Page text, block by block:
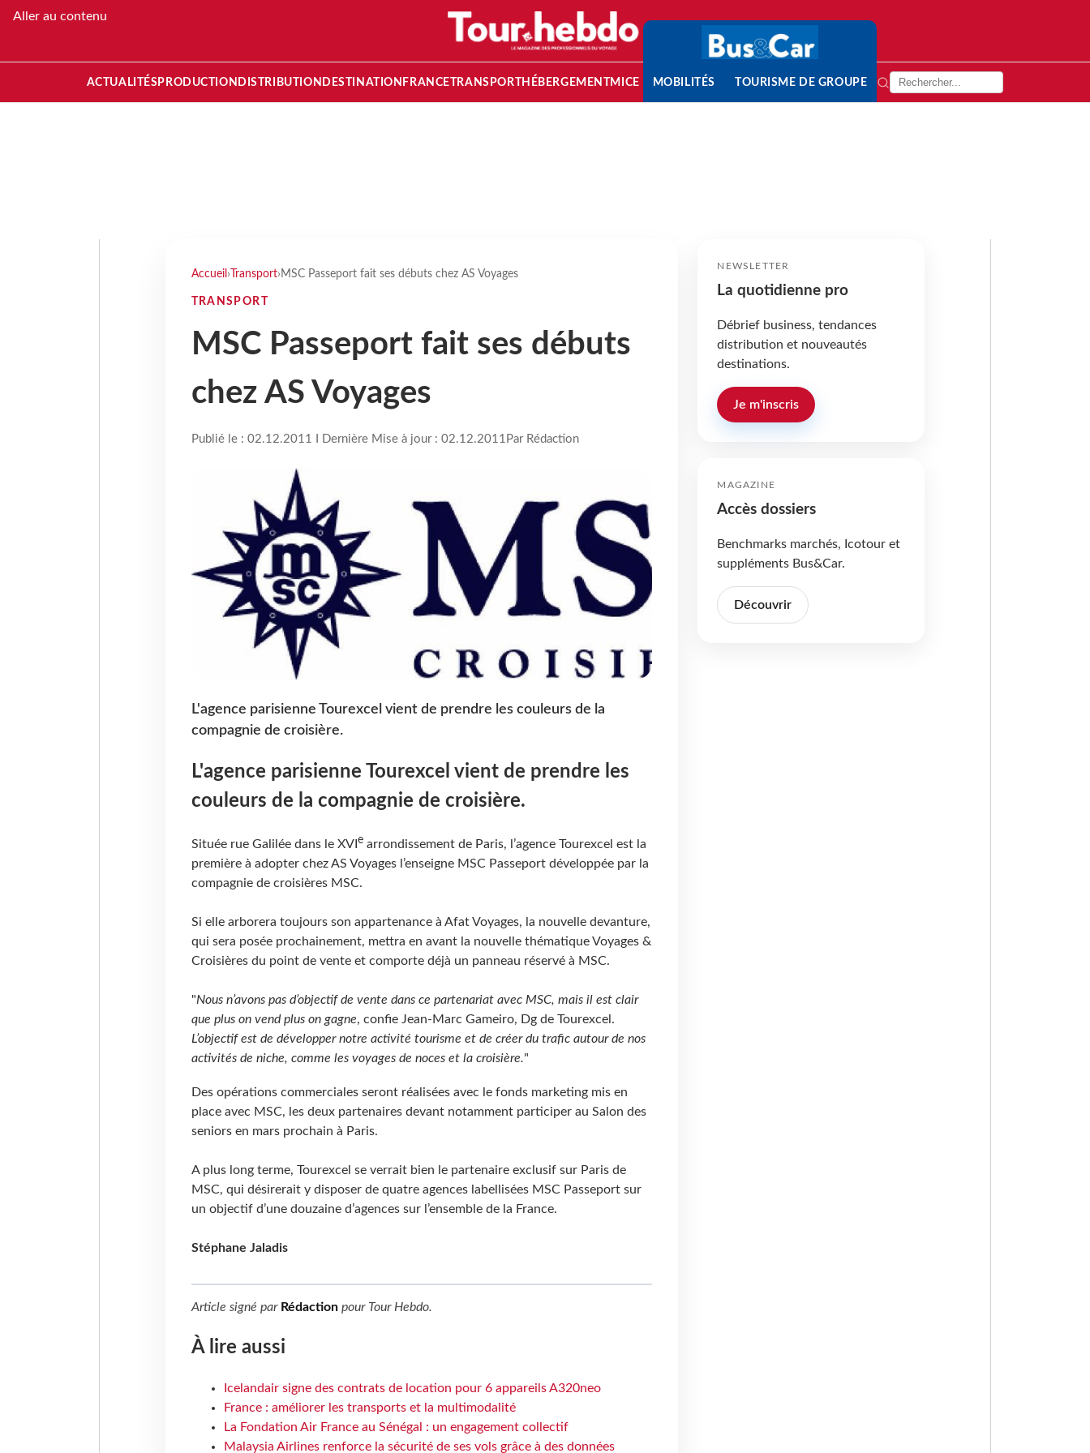
Aller au contenu
ACTUALITÉS PRODUCTION DISTRIBUTION DESTINATION FRANCETRANSPORT HÉBERGEMENTMICE MOBILITÉS TOURISME DE GROUPE
Accueil › Transport› MSC Passeport fait ses débuts chez AS Voyages
TRANSPORT
MSC Passeport fait ses débuts
chez AS Voyages
Publié le : 02.12.2011 I Dernière Mise à jour : 02.12.2011 Par Rédaction
L'agence parisienne Tourexcel vient de prendre les couleurs de la
compagnie de croisière.
L'agence parisienne Tourexcel vient de prendre les
couleurs de la compagnie de croisière.
Située rue Galilée dans le XVI earrondissement de Paris, l’agence Tourexcel est la
première à adopter chez AS Voyages l’enseigne MSC Passeport développée par la
compagnie de croisières MSC.
Si elle arborera toujours son appartenance à Afat Voyages, la nouvelle devanture,
qui sera posée prochainement, mettra en avant la nouvelle thématique Voyages &
Croisières du point de vente et comporte déjà un panneau réservé à MSC.
"Nous n’avons pas d’objectif de vente dans ce partenariat avec MSC, mais il est clair
que plus on vend plus on gagne, confie Jean-Marc Gameiro, Dg de Tourexcel.
L’objectif est de développer notre activité tourisme et de créer du trafic autour de nos
activités de niche, comme les voyages de noces et la croisière."
Des opérations commerciales seront réalisées avec le fonds marketing mis en
place avec MSC, les deux partenaires devant notamment participer au Salon des
seniors en mars prochain à Paris.
A plus long terme, Tourexcel se verrait bien le partenaire exclusif sur Paris de
MSC, qui désirerait y disposer de quatre agences labellisées MSC Passeport sur
un objectif d’une douzaine d’agences sur l’ensemble de la France.
Stéphane Jaladis
Article signé par Rédactionpour Tour Hebdo.
À lire aussi
Icelandair signe des contrats de location pour 6 appareils A320neo
France : améliorer les transports et la multimodalité
La Fondation Air France au Sénégal : un engagement collectif
Malaysia Airlines renforce la sécurité de ses vols grâce à des données
NEWSLETTER
La quotidienne pro
Débrief business, tendances
distribution et nouveautés
destinations.
Je m'inscris
MAGAZINE
Accès dossiers
Benchmarks marchés, Icotour et
suppléments Bus&Car.
Découvrir